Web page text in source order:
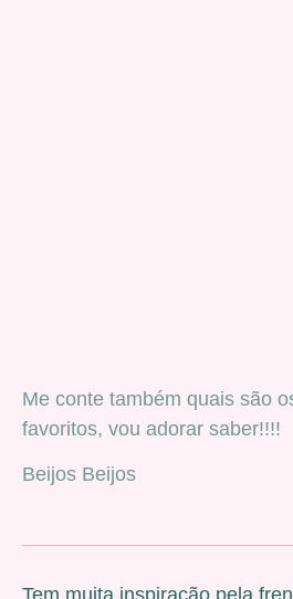
Me conte também quais são
favoritos, vou adorar saber!!!!
Beijos Beijos
Tem muita inspiração pela